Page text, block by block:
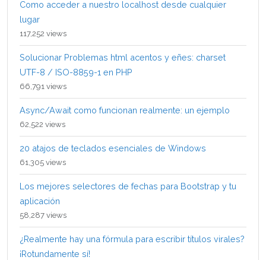
Como acceder a nuestro localhost desde cualquier
lugar
117,252 views
Solucionar Problemas html acentos y eñes: charset
UTF-8 / ISO-8859-1 en PHP
66,791 views
Async/Await como funcionan realmente: un ejemplo
62,522 views
20 atajos de teclados esenciales de Windows
61,305 views
Los mejores selectores de fechas para Bootstrap y tu
aplicación
58,287 views
¿Realmente hay una fórmula para escribir títulos virales?
¡Rotundamente sí!